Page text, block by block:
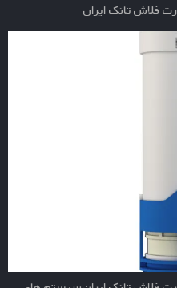
فلاش تانک ایران